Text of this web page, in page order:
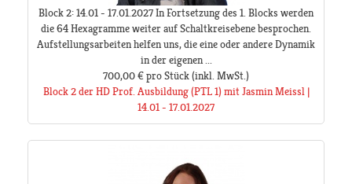
Block 2: 14.01 - 17.01.2027 In Fortsetzung des 1. Blocks werden
die 64 Hexagramme weiter auf Schaltkreisebene besprochen.
Aufstellungsarbeiten helfen uns, die eine oder andere Dynamik
in der eigenen ...
700,00 €pro Stück(inkl. MwSt.)
Block 2 der HD Prof. Ausbildung (PTL 1) mit Jasmin Meissl |
14.01 - 17.01.2027